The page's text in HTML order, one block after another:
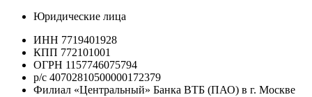
Юридические лица
ИНН 7719401928
КПП 772101001
ОГРН 1157746075794
р/с 40702810500000172379
Филиал «Центральный» Банка ВТБ (ПАО) в г. Москве